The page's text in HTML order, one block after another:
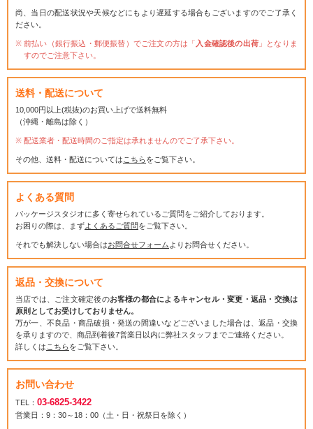
尚、当日の配送状況や天候などにもより遅延する場合もございますのでご了承く
ださい。
前払い（銀行振込・郵便振替）でご注文の方は「 入金確認後の出荷 」となりま
すのでご注意下さい。
送料・配送について
10,000円以上(税抜)のお買い上げで送料無料
（沖縄・離島は除く）
配送業者・配送時間のご指定は承れませんのでご了承下さい。
その他、送料・配送については こちらをご覧下さい。
よくある質問
パッケージスタジオに多く寄せられているご質問をご紹介しております。
お困りの際は、まずよくあるご質問をご覧下さい。
それでも解決しない場合はお問合せフォーム よりお問合せください。
返品・交換について
当店では、ご注文確定後のお客様の都合によるキャンセル・変更・返品・交換は
原則としてお受けしておりません。
万が一、不良品・商品破損・発送の間違いなどございました場合は、返品・交換
を承りますので、商品到着後7営業日以内に弊社スタッフまでご連絡ください。
詳しくは こちらをご覧下さい。
お問い合わせ
TEL： 03-6825-3422
営業日：9：30～18：00（土・日・祝祭日を除く）